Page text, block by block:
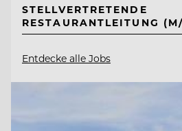
STELLVERTRETENDE
RESTAURANTLEITUNG
Entdecke alle Jobs